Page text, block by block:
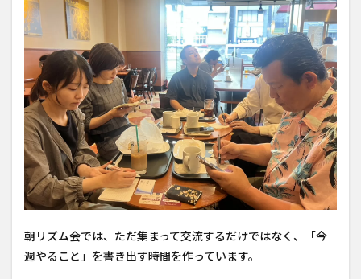
朝リズム会では、ただ集まって交流するだけではなく、「今
週やること」を書き出す時間を作っています。